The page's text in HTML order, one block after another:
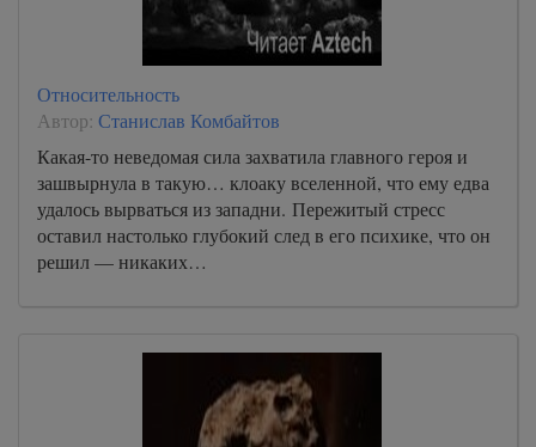
Относительность
Автор: Станислав Комбайтов
Какая-то неведомая сила захватила главного героя и
зашвырнула в такую… клоаку вселенной, что ему едва
удалось вырваться из западни. Пережитый стресс
оставил настолько глубокий след в его психике, что он
решил — никаких…